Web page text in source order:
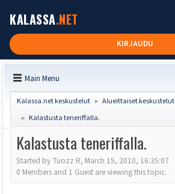
KALASSA.NET
KIRJAUDU
Main Menu
Kalassa.net keskustelut ► Alueittaiset keskustelut
► Kalastusta teneriffalla.
Kalastusta teneriffalla.
Started by Tuozz R, March 15, 2010, 16:35:07
0 Members and 1 Guest are viewing this topic.